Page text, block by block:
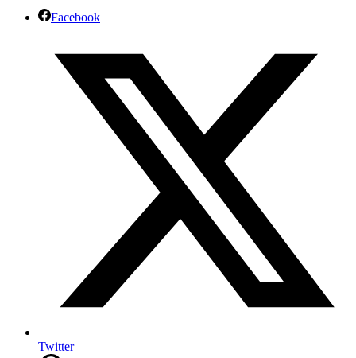
Facebook
Twitter